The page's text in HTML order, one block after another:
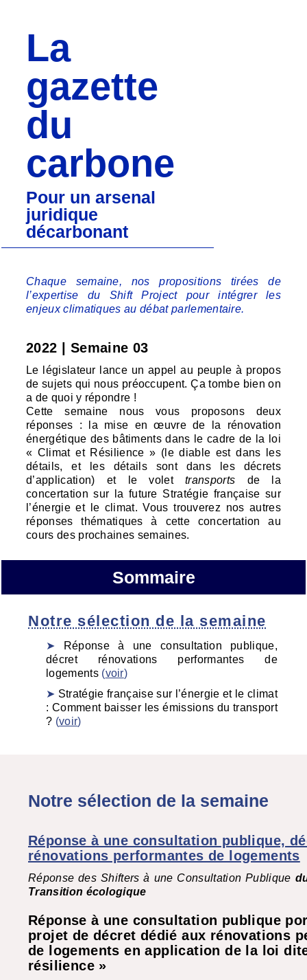
La
gazette
du
carbone
Pour un arsenal
juridique
décarbonant
Chaque semaine, nos propositions tirées de
l’expertise du Shift Project pour intégrer les
enjeux climatiques au débat parlementaire.
2022 | Semaine 03
Le législateur lance un appel au peuple à propos
de sujets qui nous préoccupent. Ça tombe bien on
a de quoi y répondre !
Cette semaine nous vous proposons deux
réponses : la mise en œuvre de la rénovation
énergétique des bâtiments dans le cadre de la loi
« Climat et Résilience » (le diable est dans les
détails, et les détails sont dans les décrets
d’application) et le volettransports de la
concertation sur la future Stratégie française sur
l’énergie et le climat. Vous trouverez nos autres
réponses thématiques à cette concertation au
cours des prochaines semaines.
Sommaire
Notre sélection de la semaine
Réponse à une consultation publique,
décret rénovations performantes de
logements (voir)
Stratégie française sur l’énergie et le climat
: Comment baisser les émissions du transport
? (voir)
Notre sélection de la semaine
Réponse à une consultation publique,
rénovations performantes de logements
Réponse des Shifters à une Consultation Publique
Transition écologique
Réponse à une consultation publique
projet de décret dédié aux rénovations
de logements en application de la loi
résilience »